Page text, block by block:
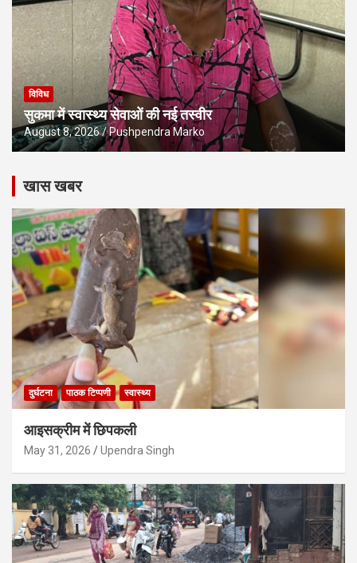
विविध
सुकमा में स्वास्थ्य सेवाओं की नई तस्वीर
August 8, 2026 Pushpendra Marko
खास खबर
दुर्घटना पाठक टिप्पणी स्वास्थ्य
आइसक्रीम में छिपकली
May 31, 2026 Upendra Singh